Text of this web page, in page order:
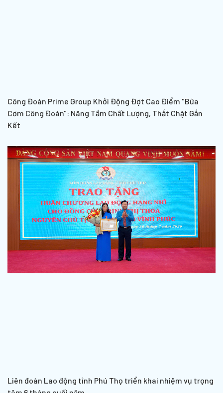
Công Đoàn Prime Group Khởi Động Đợt Cao Điểm "Bữa
Cơm Công Đoàn": Nâng Tầm Chất Lượng, Thắt Chặt Gắn
Kết
Liên đoàn Lao động tỉnh Phú Thọ triển khai nhiệm vụ trọng